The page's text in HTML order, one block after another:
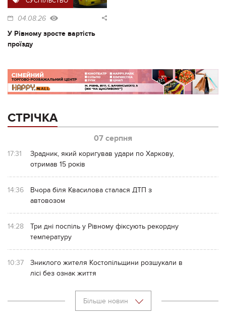
04.08.26
У Рівному зросте вартість
проїзду
СТРІЧКА
07 серпня
17:31
Зрадник, який коригував удари по Харкову,
отримав 15 років
14:36
Вчора біля Квасилова сталася ДТП з
автовозом
14:28
Три дні поспіль у Рівному фіксують рекордну
температуру
10:37
Зниклого жителя Костопільщини розшукали в
лісі без ознак життя
Більше новин